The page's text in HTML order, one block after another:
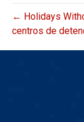
← Holidays
centros de